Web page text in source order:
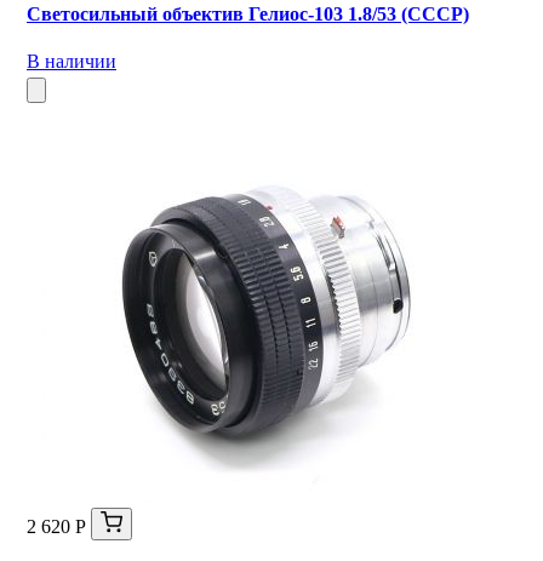
Светосильный объектив Гелиос-103 1.8/53 (СССР)
В наличии
2 620 Р